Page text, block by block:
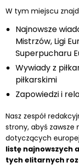
W tym miejscu
Najnowsze
Mistrzów, Ligi
Superpucharu
Wywiady z
piłkarskimi
Zapowiedzi i
Nasz zespół
strony, abyś
dotyczących
listę najnowszych
tych elitarnych